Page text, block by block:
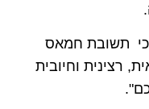
כי תשובת חמאס
רצינית וחיובית